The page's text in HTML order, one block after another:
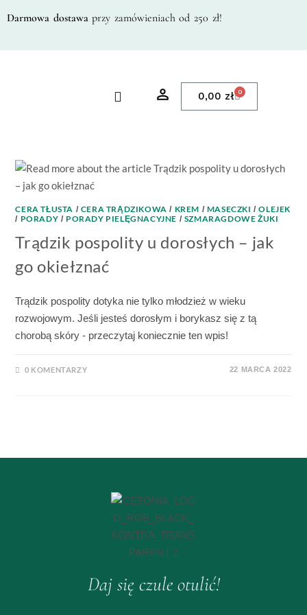
Darmowa dostawaprzy zamówieniach od 250 zł!
0,00 zł 0
CERA TŁUSTA / CERA TRĄDZIKOWA / KREM / MASECZKI /OLEJEK
/ PORADY / PORADY PIELĘGNACYJNE / SZMARAGDOWE ŻUKI
Trądzik pospolity u dorosłych – jak
go okiełznać
Trądzik pospolity dotyka nie tylko młodzież w wieku
rozwojowym. Jeśli jesteś dorosłym i borykasz się z tą
chorobą skóry - przeczytaj koniecznie ten wpis!
0 KOMENTARZY 22 MARCA 2022
Daj się czule otulić!